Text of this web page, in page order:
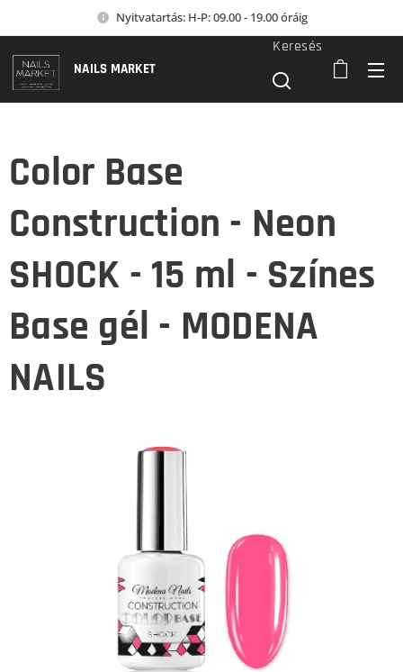
Nyitvatartás: H-P: 09.00 - 19.00 óráig
NAILS MARKET
Keresés
Color Base
Construction - Neon
SHOCK - 15 ml - Színes
Base gél - MODENA
NAILS